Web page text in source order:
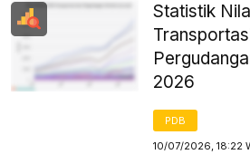
Statistik
2026
PDB
10/07/2026, 18:22